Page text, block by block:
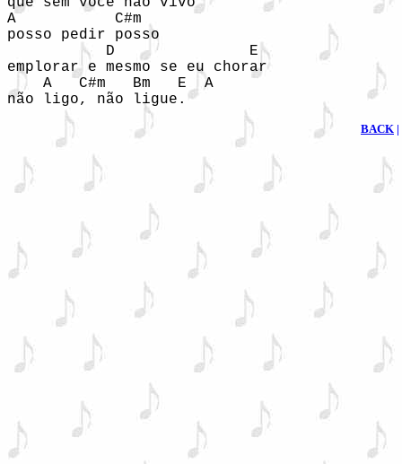
A           C#m
posso pedir posso
           D               E
emplorar e mesmo se eu chorar
    A   C#m   Bm   E  A
BACK |